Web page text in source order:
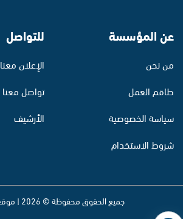
عن المؤسسة
من نحن
طاقم العمل
سياسة الخصوصية
شروط الاستخدام
للتواصل
الإعلان معنا
تواصل معنا
الأرشيف
جميع الحقوق محفوظة © 2026 | موقع الشمس